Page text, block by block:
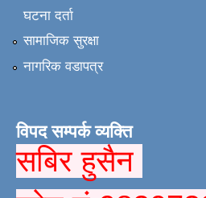
घटना दर्ता
सामाजिक सुरक्षा
नागरिक वडापत्र
विपद सम्पर्क व्यक्ति
सबिर हुसैन